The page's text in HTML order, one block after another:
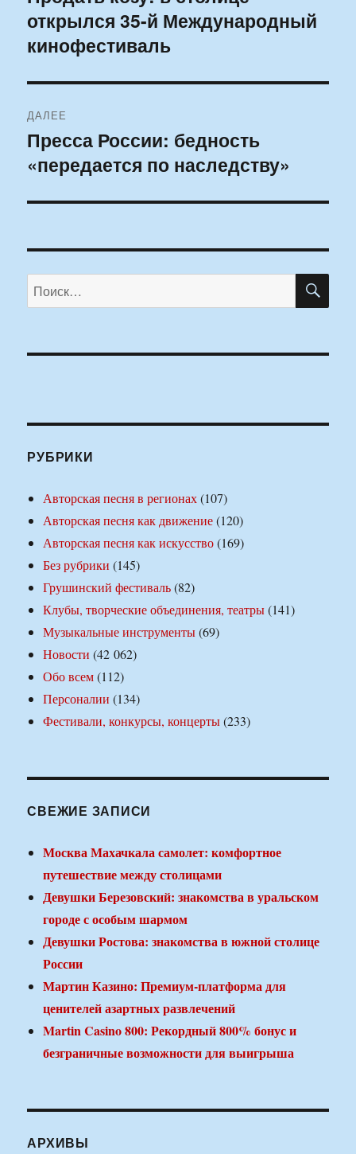
записям
запись:
открылся 35-й Международный
кинофестиваль
ДАЛЕЕ
Следующая
запись:
Пресса России: бедность
«передается по наследству»
Искать:
РУБРИКИ
Авторская песня в регионах(107)
Авторская песня как движение(120)
Авторская песня как искусство(169)
Без рубрики (145)
Грушинский фестиваль(82)
Клубы, творческие объединения, театры(141)
Музыкальные инструменты(69)
Новости (42 062)
Обо всем(112)
Персоналии (134)
Фестивали, конкурсы, концерты(233)
СВЕЖИЕ ЗАПИСИ
Москва Махачкала самолет: комфортное
путешествие между столицами
Девушки Березовский: знакомства в уральском
городе с особым шармом
Девушки Ростова: знакомства в южной столице
России
Мартин Казино: Премиум-платформа для
ценителей азартных развлечений
Martin Casino 800: Рекордный 800% бонус и
безграничные возможности для выигрыша
АРХИВЫ